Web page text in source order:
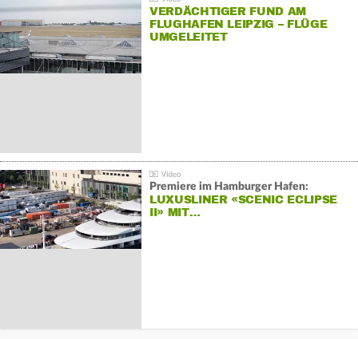
VERDÄCHTIGER FUND AM
FLUGHAFEN LEIPZIG – FLÜGE
UMGELEITET
Premiere im Hamburger Hafen:
LUXUSLINER «SCENIC ECLIPSE
II» MIT…